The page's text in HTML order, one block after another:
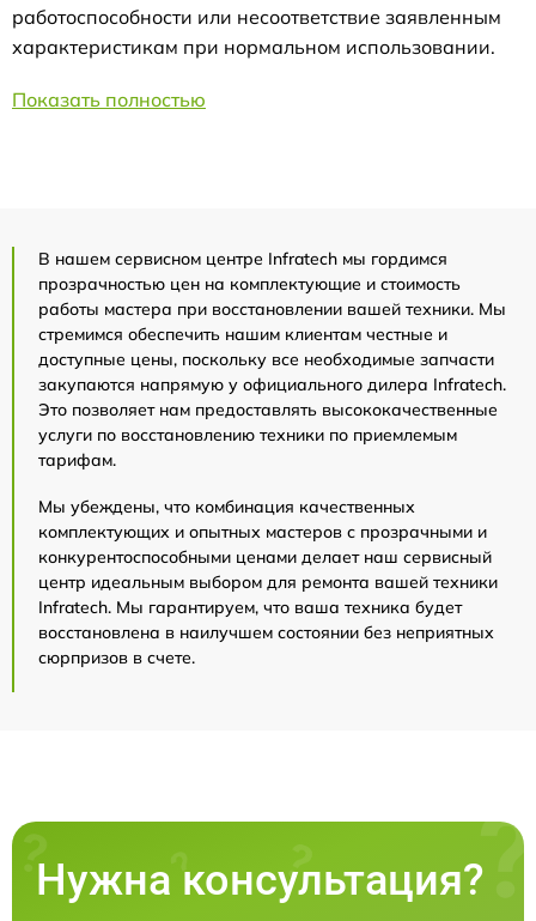
работоспособности или несоответствие заявленным
характеристикам при нормальном использовании.
Показать полностью
В нашем сервисном центре Infratech мы гордимся
прозрачностью цен на комплектующие и стоимость
работы мастера при восстановлении вашей техники. Мы
стремимся обеспечить нашим клиентам честные и
доступные цены, поскольку все необходимые запчасти
закупаются напрямую у официального дилера Infratech.
Это позволяет нам предоставлять высококачественные
услуги по восстановлению техники по приемлемым
тарифам.
Мы убеждены, что комбинация качественных
комплектующих и опытных мастеров с прозрачными и
конкурентоспособными ценами делает наш сервисный
центр идеальным выбором для ремонта вашей техники
Infratech. Мы гарантируем, что ваша техника будет
восстановлена в наилучшем состоянии без неприятных
сюрпризов в счете.
Нужна консультация?